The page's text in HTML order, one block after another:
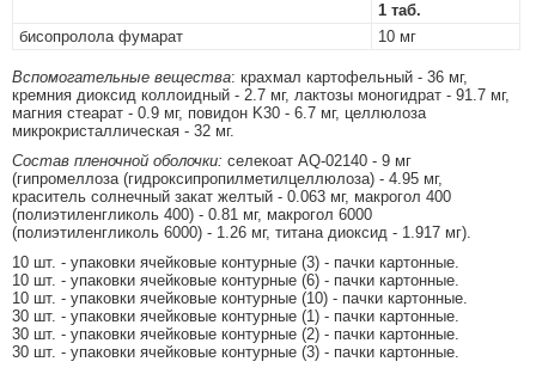
1 таб.
бисопролола фумарат
10 мг
Вспомогательные вещества: крахмал картофельный - 36 мг,
кремния диоксид коллоидный - 2.7 мг, лактозы моногидрат - 91.7 мг,
магния стеарат - 0.9 мг, повидон K30 - 6.7 мг, целлюлоза
микрокристаллическая - 32 мг.
Состав пленочной оболочки: селекоат AQ-02140 - 9 мг
(гипромеллоза (гидроксипропилметилцеллюлоза) - 4.95 мг,
краситель солнечный закат желтый - 0.063 мг, макрогол 400
(полиэтиленгликоль 400) - 0.81 мг, макрогол 6000
(полиэтиленгликоль 6000) - 1.26 мг, титана диоксид - 1.917 мг).
10 шт. - упаковки ячейковые контурные (3) - пачки картонные.
10 шт. - упаковки ячейковые контурные (6) - пачки картонные.
10 шт. - упаковки ячейковые контурные (10) - пачки картонные.
30 шт. - упаковки ячейковые контурные (1) - пачки картонные.
30 шт. - упаковки ячейковые контурные (2) - пачки картонные.
30 шт. - упаковки ячейковые контурные (3) - пачки картонные.